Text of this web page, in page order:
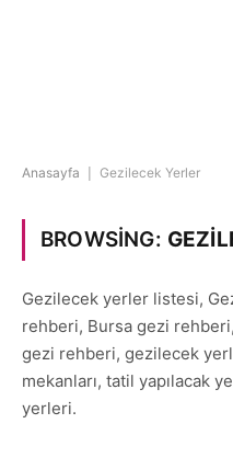
Anasayfa Gezilecek Yerler
BROWSING:
Gezilecek yerler listesi,
rehberi, Bursa gezi
gezi rehberi, gezilecek
mekanları, tatil yapılacak
yerleri.